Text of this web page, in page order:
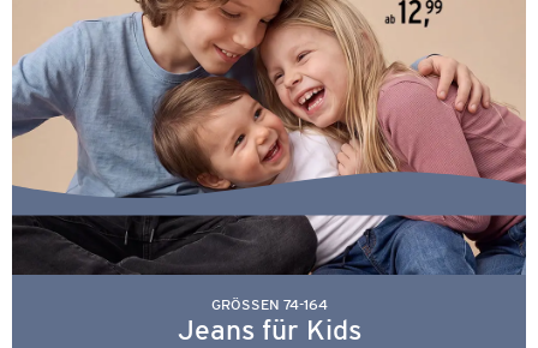
GRÖSSEN 74-164
Jeans für Kids